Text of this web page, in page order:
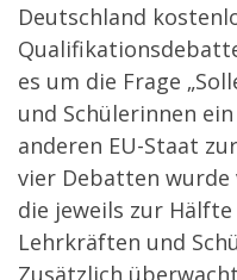
Deutschland
es um die Frage
und Schülerinnen
anderen EU-Staat
vier Debatten wurde
die jeweils zur
Lehrkräften und
Zusätzlich